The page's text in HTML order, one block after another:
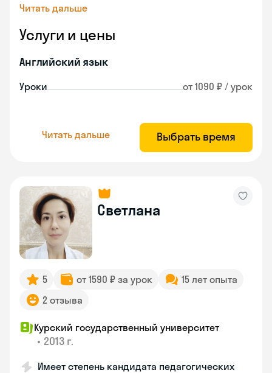
Читать дальше
Услуги и цены
Английский язык
Уроки от 1090 ₽ / урок
Читать дальше Выбрать время
Светлана
5 от 1590 ₽ за урок
15 лет опыта
2 отзыва
Курский государственный университет
• 2013 г.
Имеет степень кандидата педагогических